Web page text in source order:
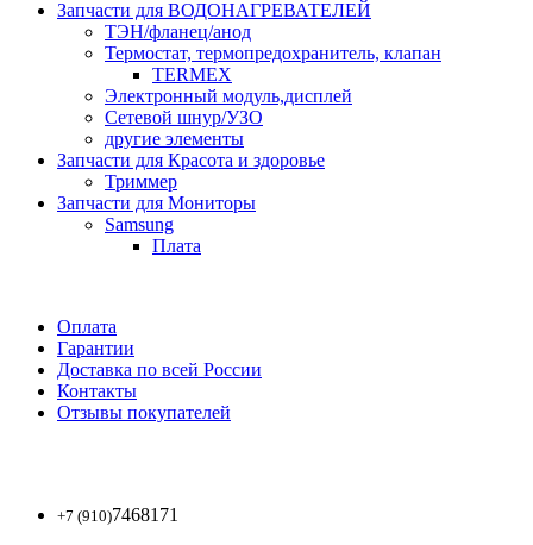
Запчасти для ВОДОНАГРЕВАТЕЛЕЙ
ТЭН/фланец/анод
Термостат, термопредохранитель, клапан
TERMEX
Электронный модуль,дисплей
Сетевой шнур/УЗО
другие элементы
Запчасти для Красота и здоровье
Триммер
Запчасти для Мониторы
Samsung
Плата
Оплата
Гарантии
Доставка по всей России
Контакты
Отзывы покупателей
+7 (910)7468171